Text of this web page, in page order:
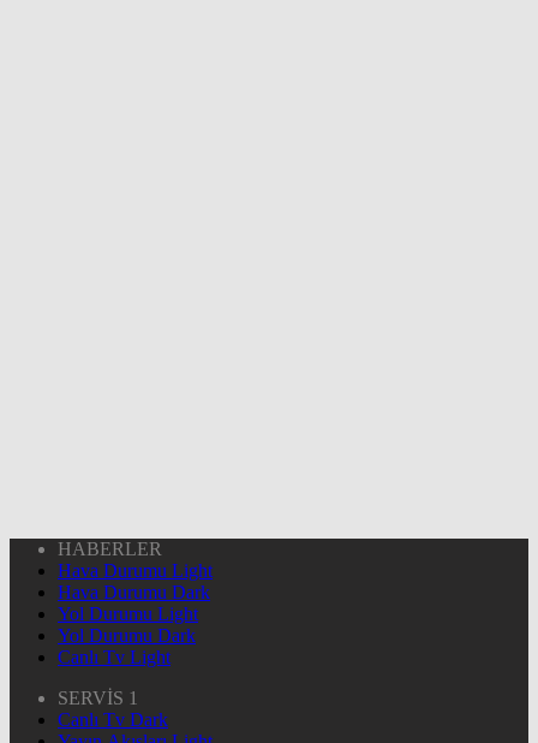
HABERLER
Hava Durumu Light
Hava Durumu Dark
Yol Durumu Light
Yol Durumu Dark
Canlı Tv Light
SERVİS 1
Canlı Tv Dark